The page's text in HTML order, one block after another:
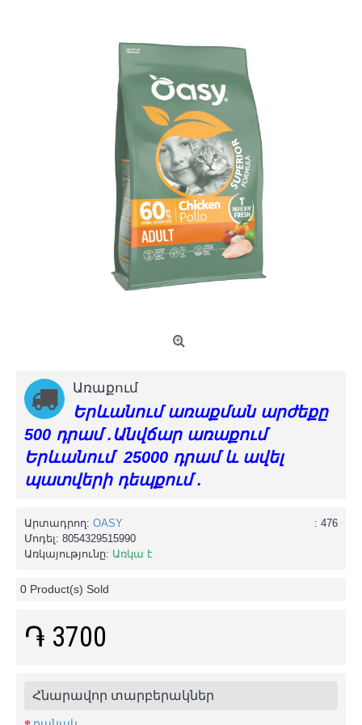
Առաքում
Երևանում առաքման արժեքը
500 դրամ .Անվճար առաքում
Երևանում 25000 դրամ և ավել
պատվերի դեպքում .
: 476
Արտադրող: OASY
Մոդել: 8054329515990
Առկայությունը: Առկա է
0 Product(s) Sold
֏ 3700
Հնարավոր տարբերակներ